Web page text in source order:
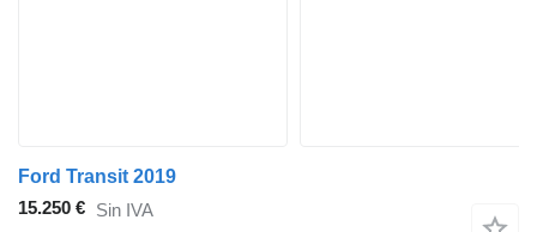
Ford Transit 2019
15.250 € Sin IVA